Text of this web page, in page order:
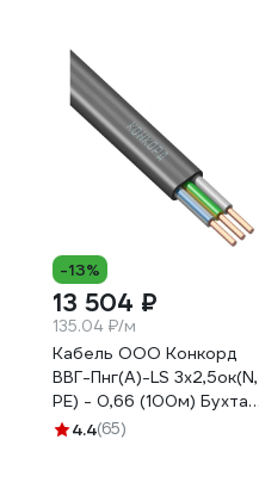
-13%
13 504 ₽
135.04 ₽/м
Кабель ООО Конкорд
ВВГ-Пнг(А)-LS 3x2,5ок(N,
PE) - 0,66 (100м) Бухта
100м 4663
4.4(65)